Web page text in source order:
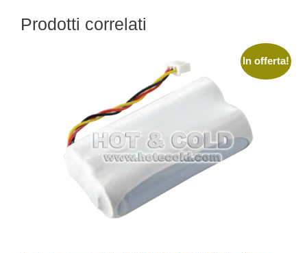
Prodotti correlati
In offerta!